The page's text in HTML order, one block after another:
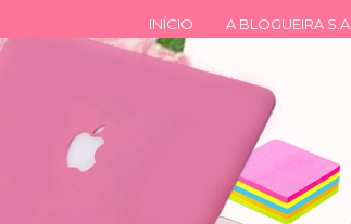
INÍCIO A BLOGUEIRA S.A.